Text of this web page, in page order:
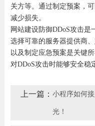
关方等。通过制定预案，
减少损失。
网站建设防御DDoS攻击是
选择可靠的服务器提供商
以及制定应急预案是关键
对DDoS攻击时能够安全稳
上一篇： 小程序如何
光！